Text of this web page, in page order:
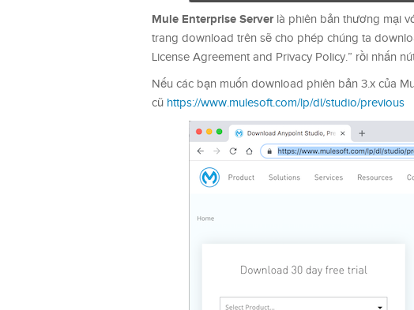
Mule Enterprise Serverlà phiên bản thương mại
trang download trên sẽ cho phép chúng ta
License Agreement and Privacy Policy.” rồi nhấn
Nếu các bạn muốn download phiên bản 3.x của
cũ https://www.mulesoft.com/lp/dl/studio/previous